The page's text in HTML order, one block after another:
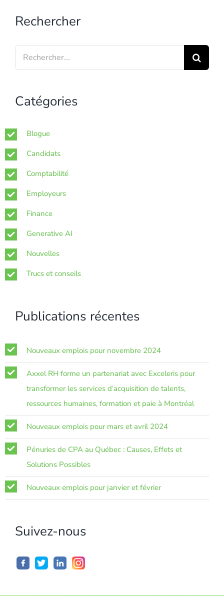
Rechercher
Search
for:
Catégories
Blogue
Candidats
Comptabilité
Employeurs
Finance
Generative AI
Nouvelles
Trucs et conseils
Publications récentes
Nouveaux emplois pour novembre 2024
Axxel RH forme un partenariat avec Exceleris pour
transformer les services d’acquisition de talents,
ressources humaines, formation et paie à Montréal
Nouveaux emplois pour mars et avril 2024
Pénuries de CPA au Québec : Causes, Effets et
Solutions Possibles
Nouveaux emplois pour janvier et février
Suivez-nous